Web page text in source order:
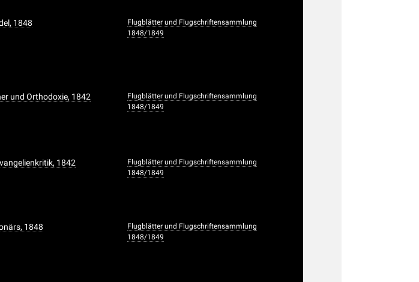
1848
Flugblätter und Flugschriftensammlung
1848/1849
und Orthodoxie, 1842
Flugblätter und Flugschriftensammlung
1848/1849
1842
Flugblätter und Flugschriftensammlung
1848/1849
1848
Flugblätter und Flugschriftensammlung
1848/1849